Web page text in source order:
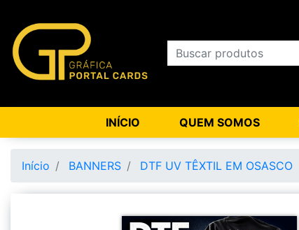
INÍCIO QUEM SOMOS
Início BANNERS DTF UV TÊXTIL EM OSASCO